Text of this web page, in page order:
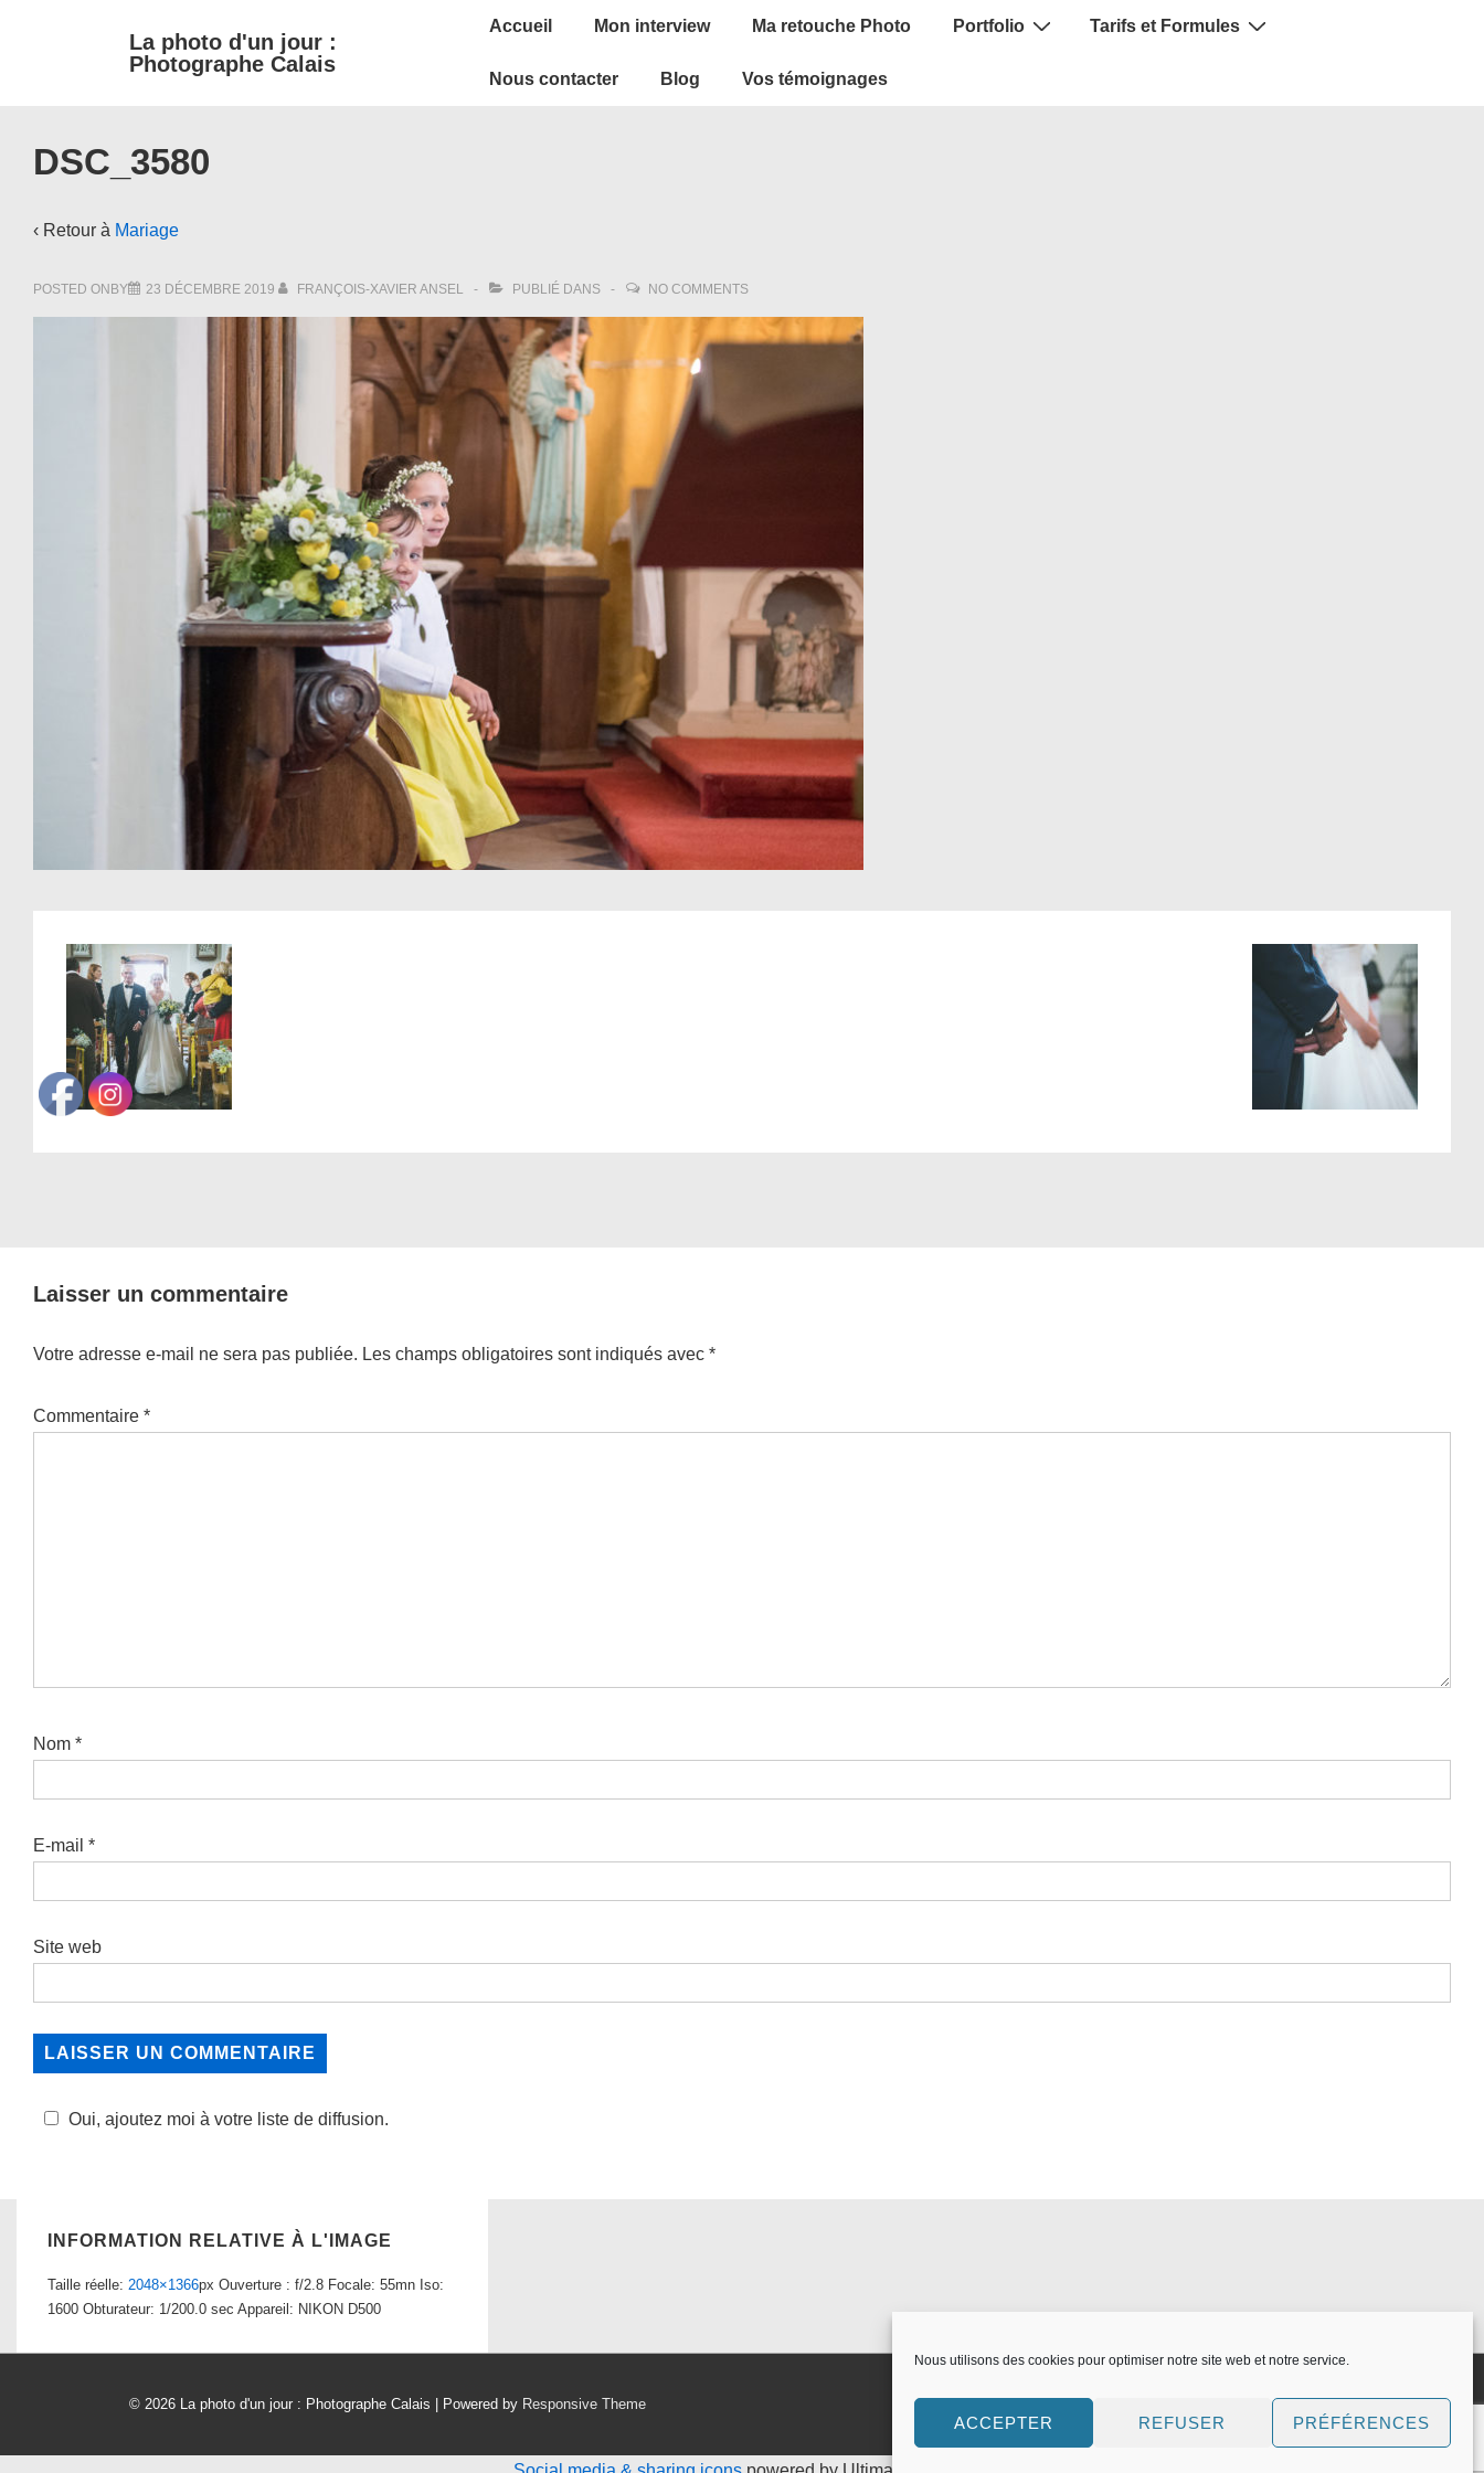
Nous utilisons des cookies pour optimiser notre site web et notre service.
ACCEPTER REFUSER PRÉFÉRENCES
La photo d'un jour :
Photographe Calais
Main
Accueil Mon interview Ma retouche Photo Portfolio Tarifs et Formules
Nous contacter Blog Vos témoignages
DSC_3580
‹ Retour à Mariage
POSTED ONBY 23 DÉCEMBRE 2019 FRANÇOIS-XAVIER ANSEL PUBLIÉ DANS NO COMMENTS
Laisser un commentaire
Votre adresse e-mail ne sera pas publiée. Les champs obligatoires sont indiqués avec *
Commentaire *
Nom *
E-mail *
Site web
Oui, ajoutez moi à votre liste de diffusion.
INFORMATION RELATIVE À L'IMAGE
Taille réelle: 2048×1366px Ouverture : f/2.8 Focale: 55mn Iso:
1600 Obturateur: 1/200.0 sec Appareil: NIKON D500
© 2026 La photo d'un jour : Photographe Calais | Powered by Responsive Theme